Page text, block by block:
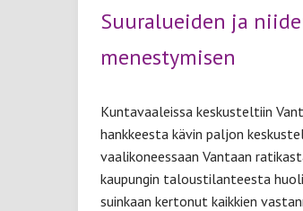
Suuralueiden ja
menestymisen
Kuntavaaleissa keskusteltiin
hankkeesta kävin paljon
vaalikoneessaan Vantaan
kaupungin taloustilanteesta
suinkaan kertonut kaikkien